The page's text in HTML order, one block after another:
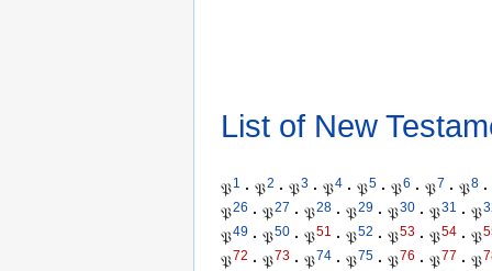
List of New
𝔓1 · 𝔓2 · 𝔓3 · 𝔓4 · 𝔓5 · 𝔓6 · 𝔓7 · 𝔓8 ·
𝔓26 · 𝔓27 · 𝔓28 · 𝔓29 · 𝔓30 · 𝔓31 · 𝔓
𝔓49 · 𝔓50 · 𝔓51 · 𝔓52 · 𝔓53 · 𝔓54 · 𝔓
𝔓72 · 𝔓73 · 𝔓74 · 𝔓75 · 𝔓76 · 𝔓77 · 𝔓